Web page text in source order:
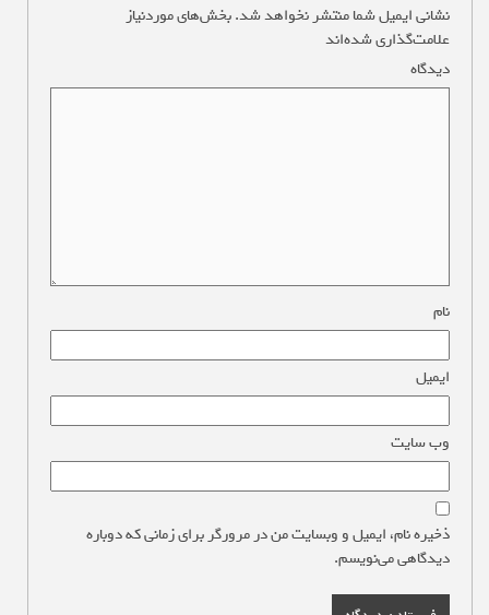
نشانی ایمیل شما منتشر نخواهد شد.بخش‌های موردنیاز
علامت‌گذاری شده‌اند
دیدگاه
نام
ایمیل
وب‌ سایت
ذخیره نام، ایمیل و وبسایت من در مرورگر برای زمانی که دوباره
دیدگاهی می‌نویسم.